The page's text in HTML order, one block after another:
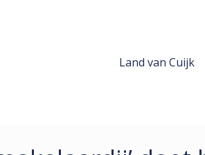
Land van Cuijk